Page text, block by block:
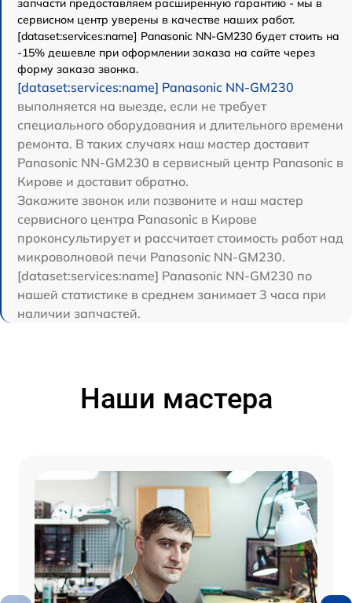
запчасти предоставляем расширенную гарантию - мы в
сервисном центр уверены в качестве наших работ.
[dataset:services:name] Panasonic NN-GM230 будет стоить на
-15% дешевле при оформлении заказа на сайте через
форму заказа звонка.
[dataset:services:name] Panasonic NN-GM230
выполняется на выезде, если не требует
специального оборудования и длительного времени
ремонта. В таких случаях наш мастер доставит
Panasonic NN-GM230 в сервисный центр Panasonic в
Кирове и доставит обратно.
Закажите звонок или позвоните и наш мастер
сервисного центра Panasonic в Кирове
проконсультирует и рассчитает стоимость работ над
микроволновой печи Panasonic NN-GM230.
[dataset:services:name] Panasonic NN-GM230 по
нашей статистике в среднем занимает 3 часа при
наличии запчастей.
Наши мастера